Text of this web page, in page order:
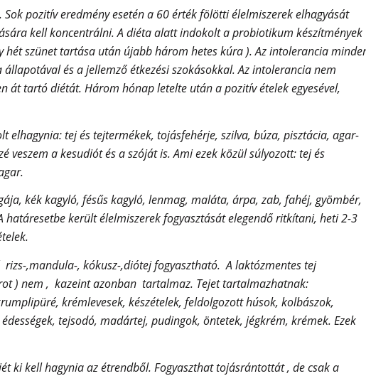
pozitív eredmény esetén a 60 érték fölötti élelmiszerek elhagyását
kell koncentrálni. A diéta alatt indokolt a probiotikum készítmények
hét szünet tartása után újabb három hetes kúra ). Az intolerancia
és a jellemző étkezési szokásokkal. Az intolerancia nem
át tartó diétát. Három hónap letelte után a pozitív ételek egyesével,
elhagynia: tej és tejtermékek, tojásfehérje, szilva, búza, pisztácia, agar-
veszem a kesudiót és a szóját is. Ami ezek közül súlyozott: tej és
kék kagyló, fésűs kagyló, lenmag, maláta, árpa, zab, fahéj, gyömbér,
határesetbe került élelmiszerek fogyasztását elegendő ritkítani, heti 2-3
,mandula-, kókusz-,diótej fogyasztható. A laktózmentes tej
) nem , kazeint azonban tartalmaz. Tejet tartalmazhatnak:
krémlevesek, készételek, feldolgozott húsok, kolbászok,
tejsodó, madártej, pudingok, öntetek, jégkrém, krémek. Ezek
ki kell hagynia az étrendből. Fogyaszthat tojásrántottát , de csak a